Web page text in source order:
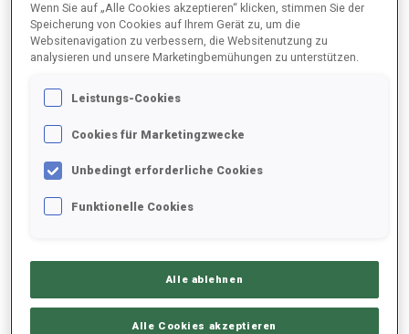
1 21 S. CHAUVEAU
FRA
SCHNEIDER
V. GALMACE PAULIN
NOR
5 51 G. GUIGONNAT
Wenn Sie auf „Alle Cookies akzeptieren“ klicken, stimmen Sie der
Speicherung von Cookies auf Ihrem Gerät zu, um die
Websitenavigation zu verbessern, die Websitenutzung zu
analysieren und unsere Marketingbemühungen zu unterstützen.
Leistungs-Cookies
Cookies für Marketingzwecke
Unbedingt erforderliche Cookies
Funktionelle Cookies
Alle ablehnen
Alle Cookies akzeptieren